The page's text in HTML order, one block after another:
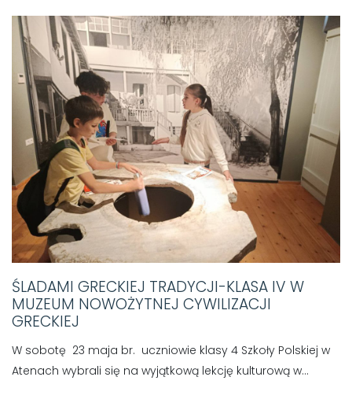
ŚLADAMI GRECKIEJ TRADYCJI-KLASA IV W
MUZEUM NOWOŻYTNEJ CYWILIZACJI
GRECKIEJ
W sobotę 23 maja br. uczniowie klasy 4 Szkoły Polskiej w
Atenach wybrali się na wyjątkową lekcję kulturową w...